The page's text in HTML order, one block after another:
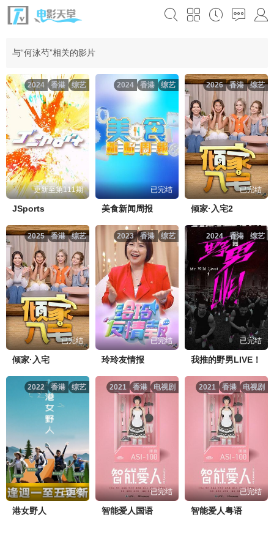
与“何泳芍”相关的影片
综艺
香港
2024
更新至第111期
JSports
综艺
香港
2024
已完结
美食新闻周报
综艺
香港
2026
已完结
倾家·入宅2
综艺
香港
2025
已完结
倾家·入宅
综艺
香港
2023
已完结
玲玲友情报
综艺
香港
2024
已完结
我推的野男LIVE！
综艺
香港
2022
已完结
港女野人
电视剧
香港
2021
已完结
智能爱人国语
电视剧
香港
2021
已完结
智能爱人粤语